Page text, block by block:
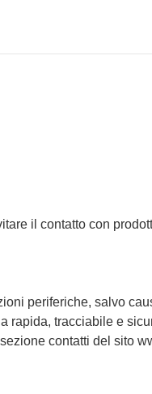
il contatto con
periferiche, salvo
rapida, tracciabile e
contatti del sito